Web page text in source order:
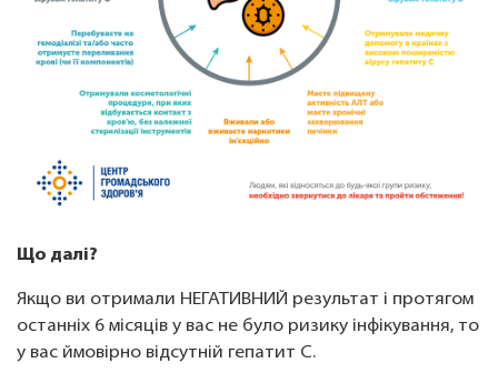
Що далі?
Якщо ви отримали НЕГАТИВНИЙ результат і протягом
останніх 6 місяців у вас не було ризику інфікування, то
у вас ймовірно відсутній гепатит С.